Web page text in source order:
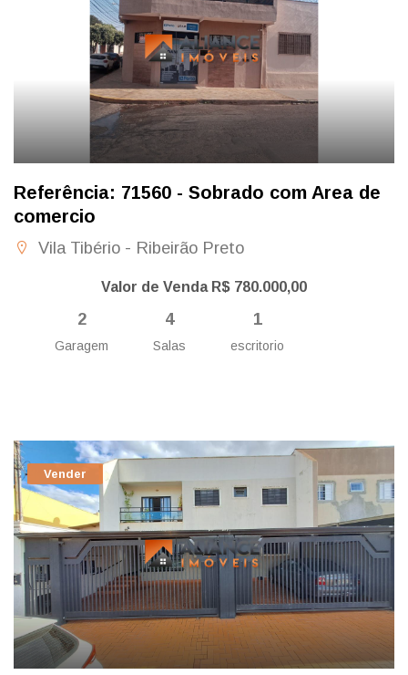
Referência: 71560 - Sobrado com Area de
comercio
Vila Tibério - Ribeirão Preto
Valor de Venda R$ 780.000,00
2
Garagem
4
Salas
1
escritorio
Vender